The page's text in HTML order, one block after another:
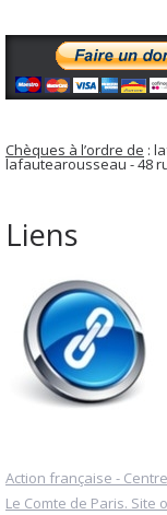
Chèques à l’ordre de :
lafautearousseau - 48
Liens
Action française -
Le Comte de Paris. Site